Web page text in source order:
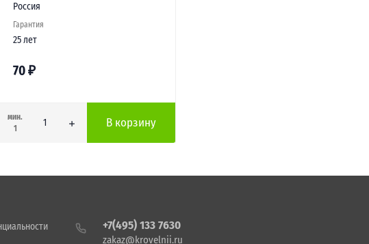
Россия
Гарантия
25 лет
70₽
мин.
1
В корзину
+7(495) 133 7630
zakaz@krovelnii.ru